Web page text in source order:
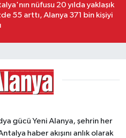
nüfusu 20 yılda yaklaşık
55 arttı, Alanya 371 bin kişiyi
gücü Yeni Alanya, şehrin her
haber akışını anlık olarak